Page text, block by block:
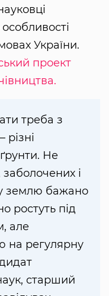
України.
проект
треба з
різні
Не
і
землю бажано
ростуть під
але
на регулярну
старший